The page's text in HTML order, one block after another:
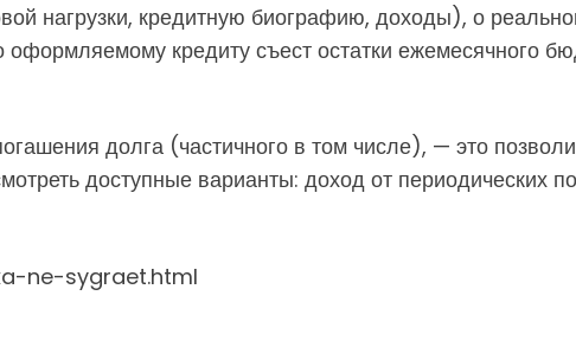
нагрузки, кредитную биографию, доходы), о
кредиту съест остатки ежемесячного
долга (частичного в том числе), — это
доступные варианты: доход от периодических
ne-sygraet.html